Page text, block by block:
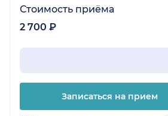
Стоимость приёма
2 700 ₽
Записаться на прием